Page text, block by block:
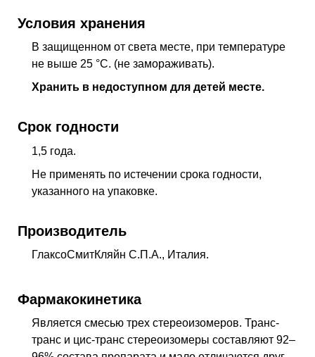
Условия хранения
В защищенном от света месте, при температуре
не выше 25 °C. (не замораживать).
Хранить в недоступном для детей месте.
Срок годности
1,5 года.
Не применять по истечении срока годности,
указанного на упаковке.
Производитель
ГлаксоСмитКляйн С.П.А., Италия.
Фармакокинетика
Является смесью трех стереоизомеров. Транс-
транс и цис-транс стереоизомеры составляют 92–